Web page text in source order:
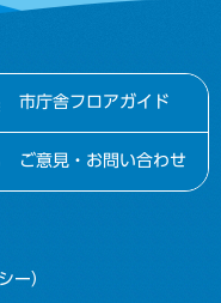
市庁舎フロアガイド
ご意見・お問い合わせ
ー）